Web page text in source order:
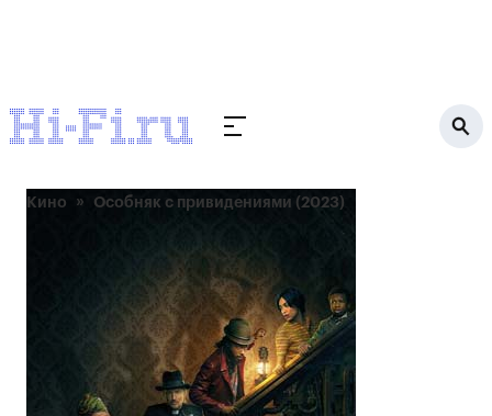
Кино Особняк с привидениями (2023)